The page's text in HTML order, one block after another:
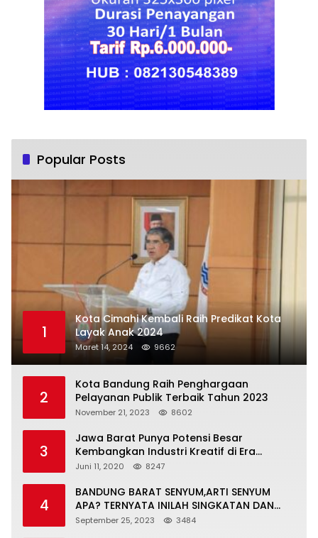
Popular Posts
1
Kota Cimahi Kembali Raih Predikat Kota
Layak Anak 2024
Maret 14, 2024 9662
2
Kota Bandung Raih Penghargaan
Pelayanan Publik Terbaik Tahun 2023
November 21, 2023 8602
3
Jawa Barat Punya Potensi Besar
Kembangkan Industri Kreatif di Era
Normal Baru
Juni 11, 2020 8247
4
BANDUNG BARAT SENYUM,ARTI SENYUM
APA? TERNYATA INILAH SINGKATAN DAN
MAKNANYA
September 25, 2023 3484